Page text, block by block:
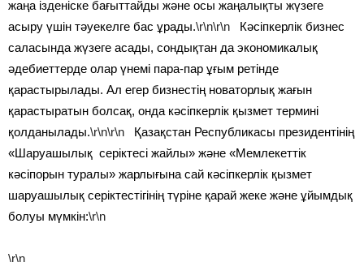
жаңа ізденіске бағыттайды және осы жаңалықты жүзеге
асыру үшін тәуекелге бас ұрады.\r\n\r\n Кәсіпкерлік бизнес
саласында жүзеге асады, сондықтан да экономикалық
әдебиеттерде олар үнемі пара-пар ұғым ретінде
қарастырылады. Ал егер бизнестің новаторлық жағын
қарастыратын болсақ, онда кәсіпкерлік қызмет термині
қолданылады.\r\n\r\n Қазақстан Республикасы президентінің
«Шаруашылық серіктесі жайлы» және «Мемлекеттік
кәсіпорын туралы» жарлығына сай кәсіпкерлік қызмет
шаруашылық серіктестігінің түріне қарай жеке және ұйымдық
болуы мүмкін:\r\n
\r\n